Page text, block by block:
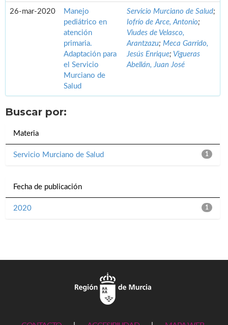
26-mar-2020
Manejo
pediátrico en
atención
primaria.
Adaptación para
el Servicio
Murciano de
Salud
Servicio Murciano de Salud;
Iofrío de Arce, Antonio;
Viudes de Velasco,
Arantzazu; Meca Garrido,
Jesús Enrique; Vigueras
Abellán, Juan José
Buscar por:
Materia
1
Servicio Murciano de Salud
Fecha de publicación
1
2020